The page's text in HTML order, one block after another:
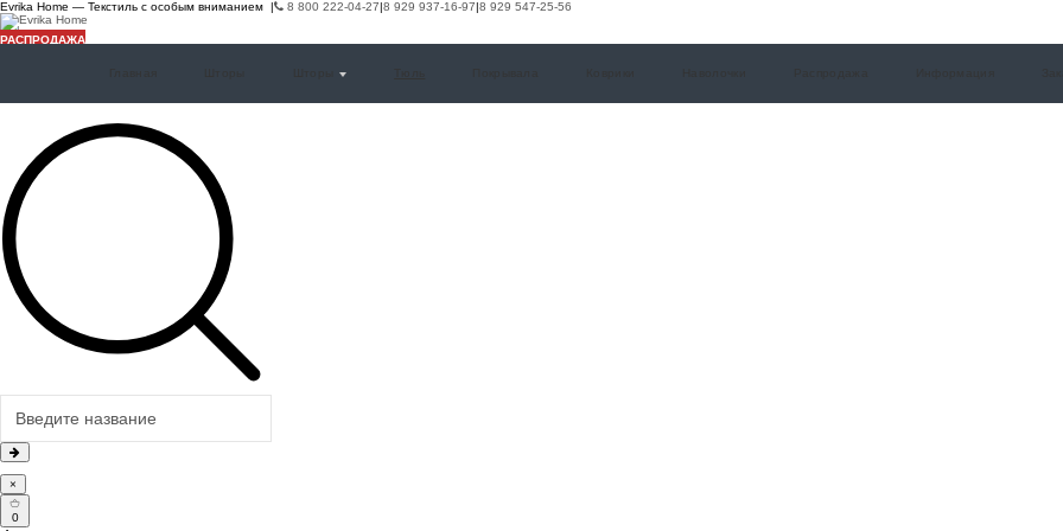
Evrika Home — Текстиль с особым вниманием | 8 800 222-04-27|8 929 937-16-97|8 929 547-25-56
×
0
РАСПРОДАЖА
РАСПРОДАЖА
РАСПРОДАЖА
РАСПРОДАЖА
РАСПРОДАЖА
РАСПРОДАЖА